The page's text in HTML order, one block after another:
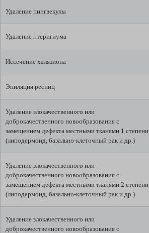
Удаление пингвекулы
Удаление птеригиума
Иссечение халязиона
Эпиляция ресниц
Удаление злокачественного или
доброкачественного новообразования с
замещением дефекта местными тканями 1 степени
(липодермоид, базально-клеточный рак и др.)
Удаление злокачественного или
доброкачественного новообразования с
замещением дефекта местными тканями 2 степени
(липодермоид, базально-клеточный рак и др.)
Удаление злокачественного или
доброкачественного новообразования с